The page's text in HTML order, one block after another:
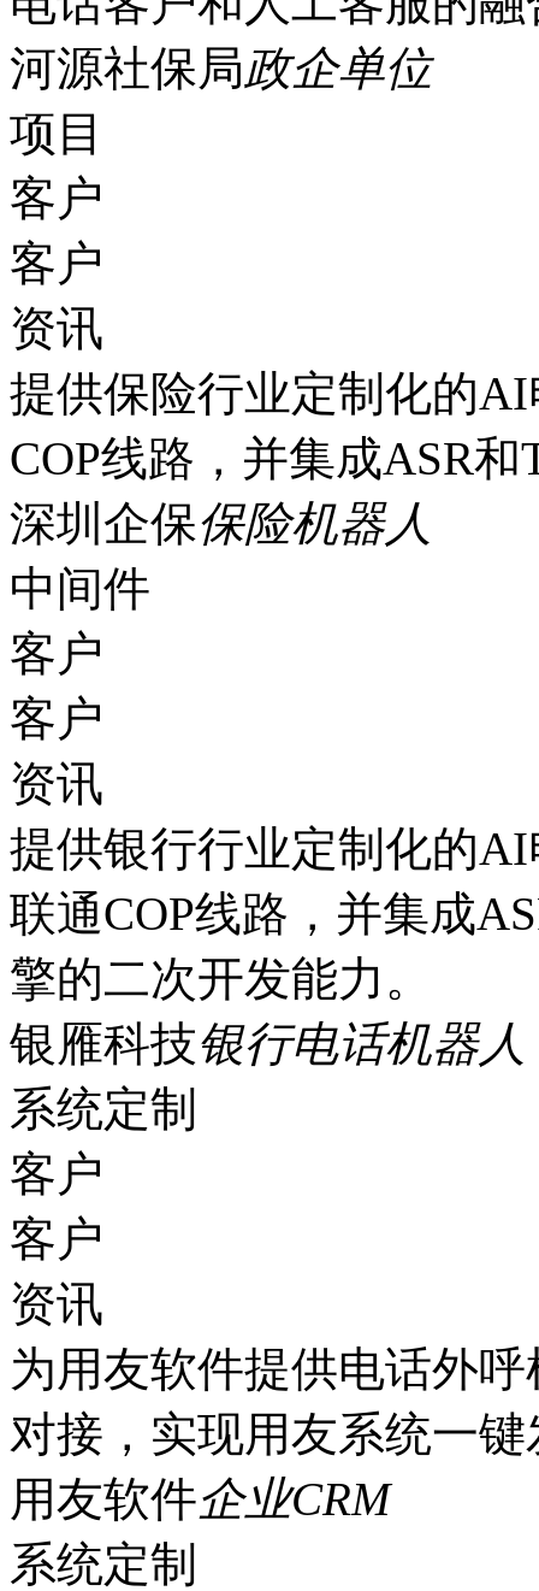
河源社保局政企单位
项目
客户
客户
资讯
提供保险行业定制化的
COP线路，并集成ASR
深圳企保保险机器人
中间件
客户
客户
资讯
提供银行行业定制化的
联通COP线路，并集成
擎的二次开发能力。
银雁科技银行电话机器人
系统定制
客户
客户
资讯
为用友软件提供电话外
对接，实现用友系统一
用友软件企业CRM
系统定制